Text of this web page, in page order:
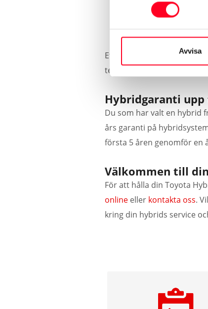
Avvisa
Test av batteriets
Belastningstest av
Kontroll av
Efter kontrollen får du en
testet.
Hybridgaranti
Du som har valt en hybrid
års garanti på
första 5 åren genomför en
Välkommen till
För att hålla din Toyota
online eller kontakta oss.
kring din hybrids service